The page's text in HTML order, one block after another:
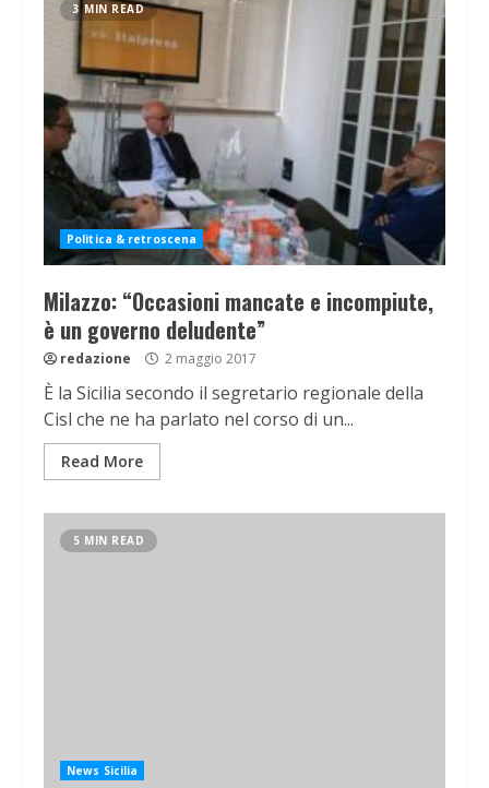
3 MIN READ
Politica & retroscena
Milazzo: “Occasioni mancate e incompiute,
è un governo deludente”
redazione 2 maggio 2017
È la Sicilia secondo il segretario regionale della
Cisl che ne ha parlato nel corso di un...
Read More
5 MIN READ
News Sicilia